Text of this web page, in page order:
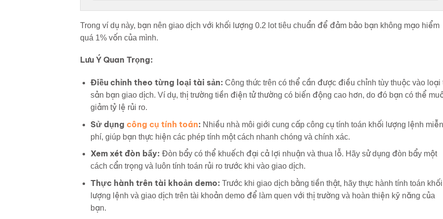
Trong ví dụ này, bạn nên giao dịch với khối lượng 0.2 lot tiêu chuẩn để đảm bảo bạn không mạo hiểm
quá 1% vốn của mình.
Lưu Ý Quan Trọng:
Điều chỉnh theo từng loại tài sản: Công thức trên có thể cần được điều chỉnh tùy thuộc vào loại
sản bạn giao dịch. Ví dụ, thị trường tiền điện tử thường có biến động cao hơn, do đó bạn có thể
giảm tỷ lệ rủi ro.
Sử dụng công cụ tính toán: Nhiều nhà môi giới cung cấp công cụ tính toán khối lượng lệnh miễn
phí, giúp bạn thực hiện các phép tính một cách nhanh chóng và chính xác.
Xem xét đòn bẩy: Đòn bẩy có thể khuếch đại cả lợi nhuận và thua lỗ. Hãy sử dụng đòn bẩy một
cách cẩn trọng và luôn tính toán rủi ro trước khi vào giao dịch.
Thực hành trên tài khoản demo: Trước khi giao dịch bằng tiền thật, hãy thực hành tính toán khối
lượng lệnh và giao dịch trên tài khoản demo để làm quen với thị trường và hoàn thiện kỹ năng của
bạn.